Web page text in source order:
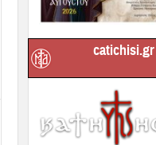
catichisi.gr